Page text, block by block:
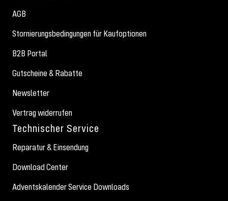
AGB
Stornierungsbedingungen für Kaufoptionen
B2B Portal
Gutscheine & Rabatte
Newsletter
Vertrag widerrufen
Technischer Service
Reparatur & Einsendung
Download Center
Adventskalender Service Downloads